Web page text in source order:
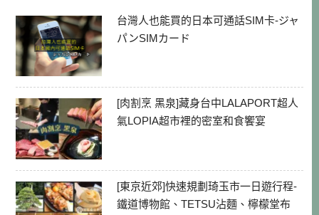
台灣人也能買的日本可通話SIM卡-ジャ
パンSIMカード
[肉割烹 黑泉]藏身台中LALAPORT超人
氣LOPIA超市裡的密室和食饗宴
[東京近郊]快速規劃琦玉市一日遊行程-
鐵道博物館、TETSU沾麵、檸檬堂布